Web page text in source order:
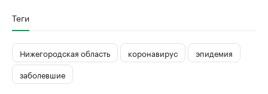
Теги
Нижегородская область коронавирус
эпидемия
заболевшие